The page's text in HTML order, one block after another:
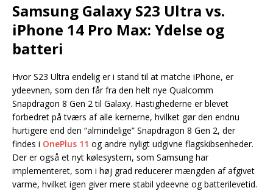
Samsung Galaxy S23 Ultra vs.
iPhone 14 Pro Max: Ydelse og
batteri
Hvor S23 Ultra endelig er i stand til at matche iPhone, er
ydeevnen, som den får fra den helt nye Qualcomm
Snapdragon 8 Gen 2 til Galaxy. Hastighederne er blevet
forbedret på tværs af alle kernerne, hvilket gør den endnu
hurtigere end den “almindelige” Snapdragon 8 Gen 2, der
findes i OnePlus 11 og andre nyligt udgivne flagskibsenheder.
Der er også et nyt kølesystem, som Samsung har
implementeret, som i høj grad reducerer mængden af afgivet
varme, hvilket igen giver mere stabil ydeevne og batterilevetid.